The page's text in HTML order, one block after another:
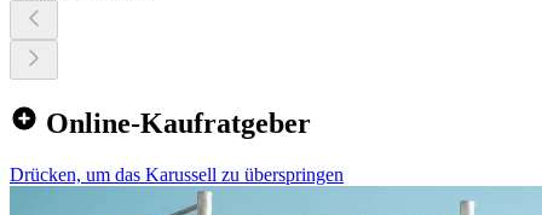
Online-Kaufratgeber
Drücken, um das Karussell zu überspringen